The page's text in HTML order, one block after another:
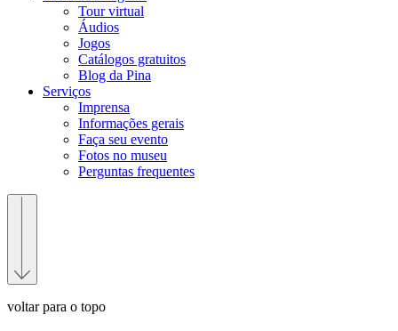
Tour virtual
Áudios
Jogos
Catálogos gratuitos
Blog da Pina
Serviços
Imprensa
Informações gerais
Faça seu evento
Fotos no museu
Perguntas frequentes
voltar para o topo